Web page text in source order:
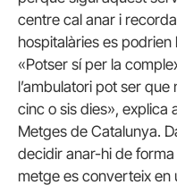
centre cal anar i
hospitalàries es
«Potser sí per la
l’ambulatori pot ser
cinc o sis dies», explica
Metges de Catalunya.
decidir anar-hi de forma
metge es converteix en